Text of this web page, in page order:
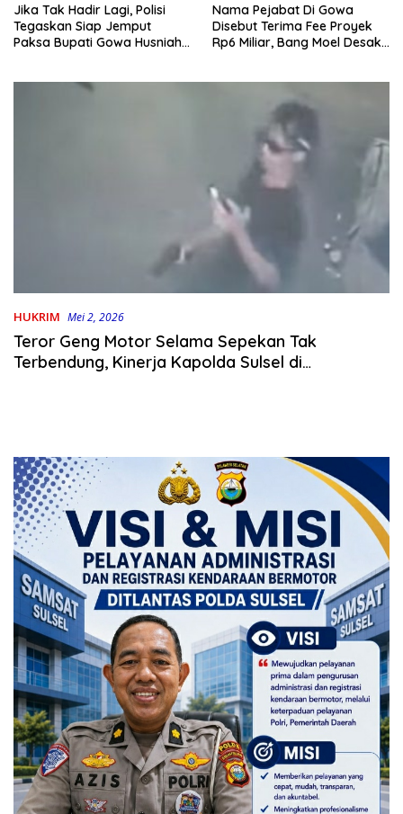
Jika Tak Hadir Lagi, Polisi
Tegaskan Siap Jemput
Paksa Bupati Gowa Husniah
Nama Pejabat Di Gowa
Disebut Terima Fee Proyek
Rp6 Miliar, Bang Moel Desak
HUKRIM Mei 2, 2026
Teror Geng Motor Selama Sepekan Tak
Terbendung, Kinerja Kapolda Sulsel di